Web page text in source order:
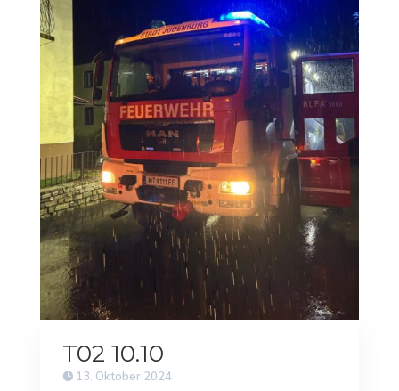
T02 10.10
13. Oktober 2024